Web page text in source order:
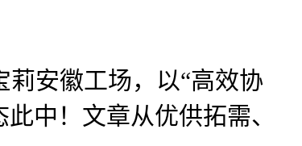
安徽工场，以“高效协
中！文章从优供拓需、